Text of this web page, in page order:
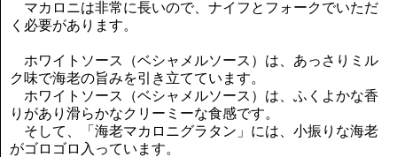
マカロニは非常に長いので、ナイフとフォークでいただ
く必要があります。
ホワイトソース（ベシャメルソース）は、あっさりミル
ク味で海老の旨みを引き立てています。
ホワイトソース（ベシャメルソース）は、ふくよかな香
りがあり滑らかなクリーミーな食感です。
そして、「海老マカロニグラタン」には、小振りな海老
がゴロゴロ入っています。